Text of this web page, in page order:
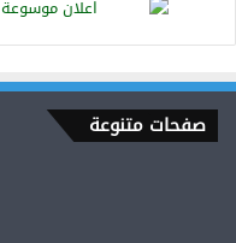
صفحات متنوعة